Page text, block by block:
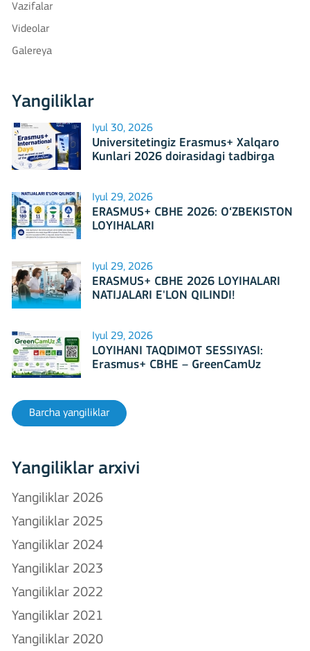
Vazifalar
Videolar
Galereya
Yangiliklar
Iyul 30, 2026
Universitetingiz Erasmus+ Xalqaro
Kunlari 2026 doirasidagi tadbirga
Iyul 29, 2026
ERASMUS+ CBHE 2026: O‘ZBEKISTON
LOYIHALARI
Iyul 29, 2026
ERASMUS+ CBHE 2026 LOYIHALARI
NATIJALARI E'LON QILINDI!
Iyul 29, 2026
LOYIHANI TAQDIMOT SESSIYASI:
Erasmus+ CBHE – GreenCamUz
Barcha yangiliklar
Yangiliklar arxivi
Yangiliklar 2026
Yangiliklar 2025
Yangiliklar 2024
Yangiliklar 2023
Yangiliklar 2022
Yangiliklar 2021
Yangiliklar 2020